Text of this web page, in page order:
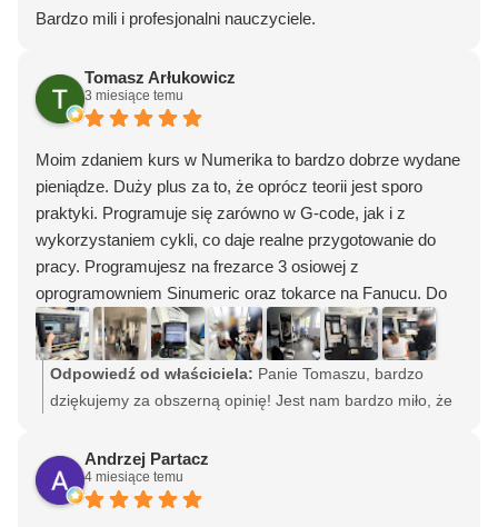
Bardzo mili i profesjonalni nauczyciele.
Tomasz Arłukowicz
3 miesiące temu
Moim zdaniem kurs w Numerika to bardzo dobrze wydane
pieniądze. Duży plus za to, że oprócz teorii jest sporo
praktyki. Programuje się zarówno w G-code, jak i z
wykorzystaniem cykli, co daje realne przygotowanie do
pracy. Programujesz na frezarce 3 osiowej z
oprogramowniem Sinumeric oraz tokarce na Fanucu. Do
tego prowadzący dorzucają sporo ciekawostek i
praktycznych wskazówek z własnego doświadczenia, co
fajnie uzupełnia całość.
Wykładowcy robią bardzo dobrą robotę — widać, że mają
jasno, a jak trzeba, to wracają do tematu. Często też
zadają pytania, więc trzeba być na bieżąco i naprawdę
ogarniać, co się dzieje na zajęciach.
Odpowiedź od właściciela: Panie Tomaszu, bardzo
dziękujemy za obszerną opinię! Jest nam bardzo miło, że
szkoleniach dajemy z siebie wszystko i zachęcamy
uczestników, aby również byli zaangażowani:) Jak Pan
zauważył, wspólny cel jest taki, aby przekazać jak
Andrzej Partacz
4 miesiące temu